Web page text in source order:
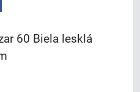
60 Biela lesklá